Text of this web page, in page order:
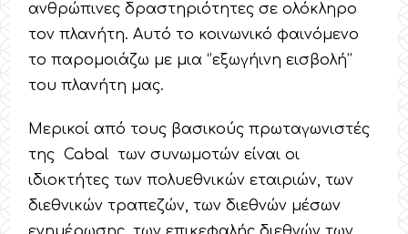
ανθρώπινες δραστηριότητες σε ολόκληρο
τον πλανήτη. Αυτό το κοινωνικό φαινόμενο
το παρομοιάζω με μια ‘’εξωγήινη εισβολή’’
του πλανήτη μας.
Μερικοί από τους βασικούς πρωταγωνιστές
της Cabal των συνωμοτών είναι οι
ιδιοκτήτες των πολυεθνικών εταιριών, των
διεθνικών τραπεζών, των διεθνών μέσων